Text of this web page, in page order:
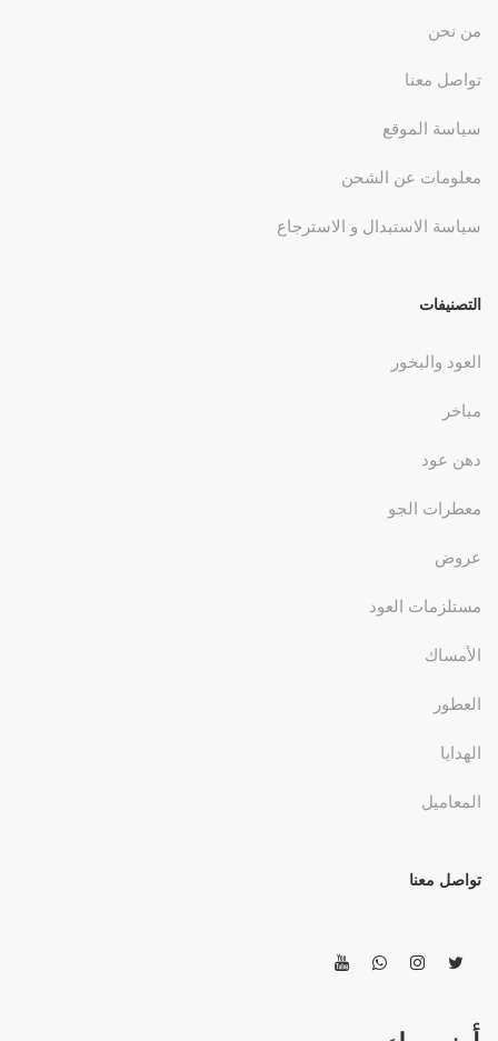
من نحن
تواصل معنا
سياسة الموقع
معلومات عن الشحن
سياسة الاستبدال و الاسترجاع
التصنيفات
العود والبخور
مباخر
دهن عود
معطرات الجو
عروض
مستلزمات العود
الأمساك
العطور
الهدايا
المعاميل
تواصل معنا